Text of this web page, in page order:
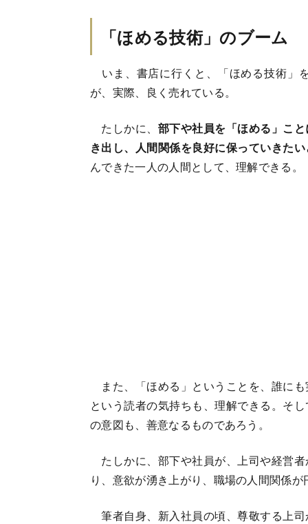
「ほめる技術」のブーム
いま、書店に行くと、「ほめる技術」
が、実際、良く売れている。
たしかに、 部下や社員を「ほめる」こ
き出し、人間関係を良好に保っていきた
んできた一人の人間として、理解できる。
また、「ほめる」ということを、誰に
という読者の気持ちも、理解できる。そ
の意図も、善意なるものであろう。
たしかに、部下や社員が、上司や経営
り、意欲が湧き上がり、職場の人間関係
筆者自身、新入社員の頃、尊敬する上